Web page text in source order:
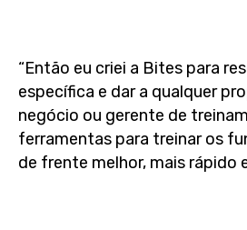
“Então eu criei a Bites para
específica e dar a qualquer
negócio ou gerente de
ferramentas para treinar os
de frente melhor, mais rápido